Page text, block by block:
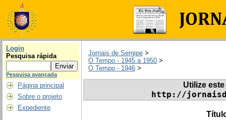
Login
Pesquisa rápida
Pesquisa avançada
Página principal
Sobre o projeto
Expediente
Jornais de Sergipe >
O Tempo - 1945 a 1950 >
O Tempo - 1946 >
Utilize
http://